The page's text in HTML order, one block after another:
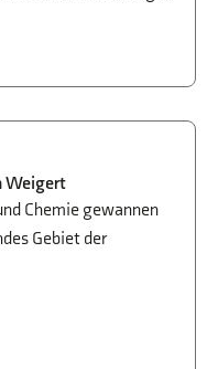
Weigert
Chemie gewannen
Gebiet der